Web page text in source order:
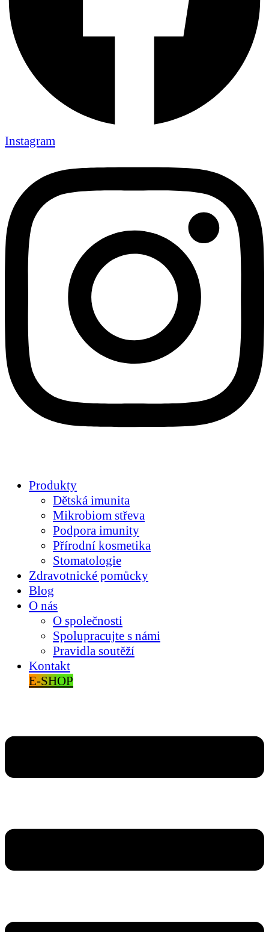
Instagram
Produkty
Dětská imunita
Mikrobiom střeva
Podpora imunity
Přírodní kosmetika
Stomatologie
Zdravotnické pomůcky
Blog
O nás
O společnosti
Spolupracujte s námi
Pravidla soutěží
Kontakt
E-SHOP